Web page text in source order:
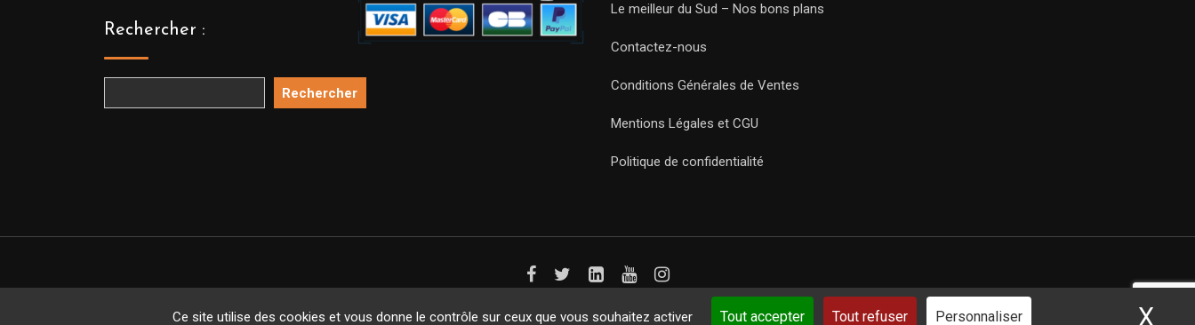
Ce site utilise des cookies et vous donne le contrôle sur ceux que vous souhaitez activer Tout accepter Tout refuser Personnaliser X
Rechercher :
Rechercher
Le meilleur du Sud – Nos bons plans
Contactez-nous
Conditions Générales de Ventes
Mentions Légales et CGU
Politique de confidentialité
Copyright Guides 2021. Tous droits réservés.Développement web sur mesurepar iSoluce